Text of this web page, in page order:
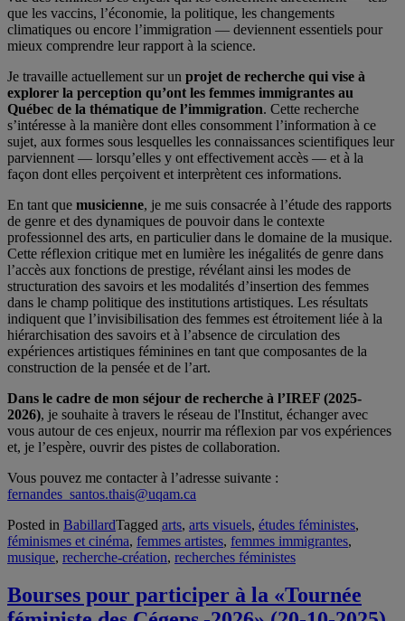
que les vaccins, l’économie, la politique, les changements
climatiques ou encore l’immigration — deviennent essentiels pour
mieux comprendre leur rapport à la science.
Je travaille actuellement sur un projet de recherche qui vise à
explorer la perception qu’ont les femmes immigrantes au
Québec de la thématique de l’immigration. Cette recherche
s’intéresse à la manière dont elles consomment l’information à ce
sujet, aux formes sous lesquelles les connaissances scientifiques leur
parviennent — lorsqu’elles y ont effectivement accès — et à la
façon dont elles perçoivent et interprètent ces informations.
En tant que musicienne, je me suis consacrée à l’étude des rapports
de genre et des dynamiques de pouvoir dans le contexte
professionnel des arts, en particulier dans le domaine de la musique.
Cette réflexion critique met en lumière les inégalités de genre dans
l’accès aux fonctions de prestige, révélant ainsi les modes de
structuration des savoirs et les modalités d’insertion des femmes
dans le champ politique des institutions artistiques. Les résultats
indiquent que l’invisibilisation des femmes est étroitement liée à la
hiérarchisation des savoirs et à l’absence de circulation des
expériences artistiques féminines en tant que composantes de la
construction de la pensée et de l’art.
Dans le cadre de mon séjour de recherche à l’IREF (2025-
2026), je souhaite à travers le réseau de l'Institut, échanger avec
vous autour de ces enjeux, nourrir ma réflexion par vos expériences
et, je l’espère, ouvrir des pistes de collaboration.
Vous pouvez me contacter à l’adresse suivante :
fernandes_santos.thais@uqam.ca
Posted in BabillardTagged arts, arts visuels, études féministes,
féminismes et cinéma, femmes artistes, femmes immigrantes,
musique, recherche-création, recherches féministes
Bourses pour participer à la «Tournée